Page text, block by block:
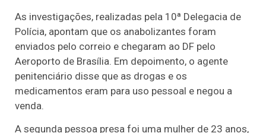
As investigações, realizadas pela 10ª Delegacia de
Polícia, apontam que os anabolizantes foram
enviados pelo correio e chegaram ao DF pelo
Aeroporto de Brasília. Em depoimento, o agente
penitenciário disse que as drogas e os
medicamentos eram para uso pessoal e negou a
venda.
A segunda pessoa presa foi uma mulher de 23 anos,